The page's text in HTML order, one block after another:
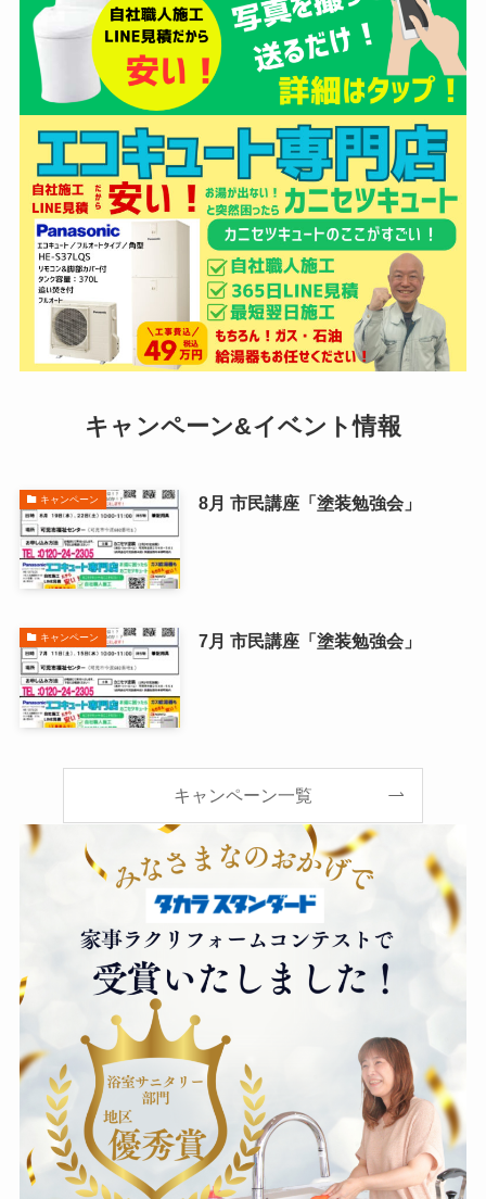
キャンペーン&イベント情報
キャンペーン 8月 市民講座「塗装勉強会」
キャンペーン 7月 市民講座「塗装勉強会」
キャンペーン一覧